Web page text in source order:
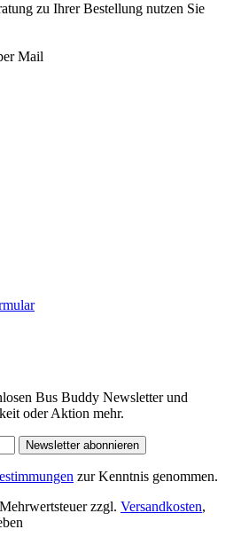
zu Ihrer Bestellung nutzen Sie
Mail
Bus Buddy Newsletter und
oder Aktion mehr.
Newsletter abonnieren
zur Kenntnis genommen.
zzgl. Versandkosten,